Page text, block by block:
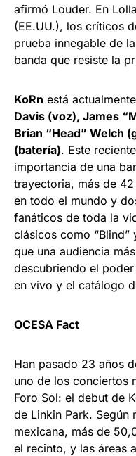
afirmó Louder. En
(EE.UU.), los críticos
prueba innegable de
banda que resiste la
KoRn está
Davis (voz), James
Brian “Head” Welch
(batería). Este
importancia de una
trayectoria, más de
en todo el mundo y
fanáticos de toda la
clásicos como “Blind”
que una audiencia
descubriendo el
en vivo y el catálogo
OCESA Fact
Han pasado 23 años
uno de los conciertos
Foro Sol: el debut de
de Linkin Park. Según
mexicana, más de
el recinto, y las áreas